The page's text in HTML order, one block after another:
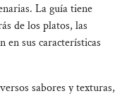
La guía tiene
de los platos, las
en sus características
sabores y texturas,